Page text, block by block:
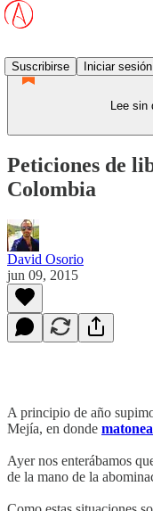
Suscribirse
Iniciar sesión
Lee sin
Peticiones de
Colombia
David Osorio
jun 09, 2015
A principio de año
Mejía, en donde
Ayer nos enterábamos
de la mano de la